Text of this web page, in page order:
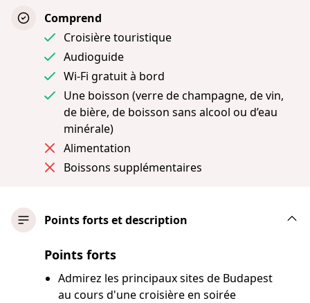
Comprend
Croisière touristique
Audioguide
Wi-Fi gratuit à bord
Une boisson (verre de champagne, de vin,
de bière, de boisson sans alcool ou d’eau
minérale)
Alimentation
Boissons supplémentaires
Points forts et description
Points forts
Admirez les principaux sites de Budapest
au cours d'une croisière en soirée